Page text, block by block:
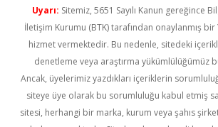
Uyarı: Sitemiz, 5651 Sayılı Kanun gereğince
İletişim Kurumu (BTK) tarafından onaylanmış bir
hizmet vermektedir. Bu nedenle, sitedeki
denetleme veya araştırma yükümlülüğümüz
Ancak, üyelerimiz yazdıkları içeriklerin
siteye üye olarak bu sorumluluğu kabul etmiş
sitesi, herhangi bir marka, kurum veya şahıs